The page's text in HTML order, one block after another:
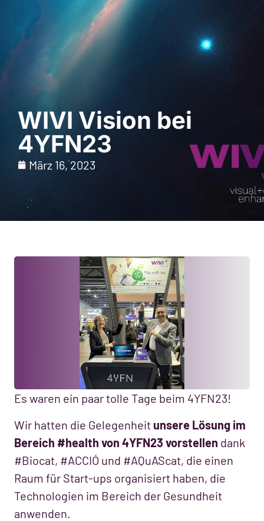
Demo anfordern
WIVI Vision bei
4YFN23
März 16, 2023
Es waren ein paar tolle Tage beim 4YFN23!
Wir hatten die Gelegenheit unsere Lösung im
Bereich #health von 4YFN23 vorstellen dank
#Biocat, #ACCIÓ und #AQuAScat, die einen
Raum für Start-ups organisiert haben, die
Technologien im Bereich der Gesundheit
anwenden.